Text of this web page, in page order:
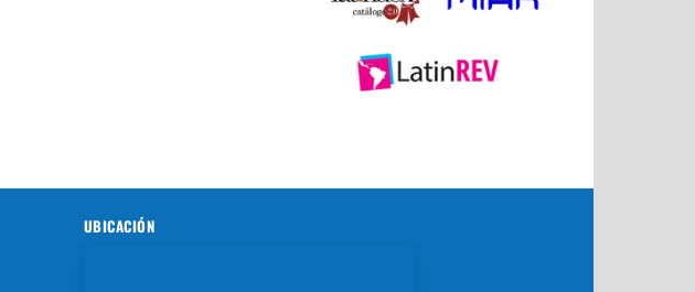
UBICACIÓN